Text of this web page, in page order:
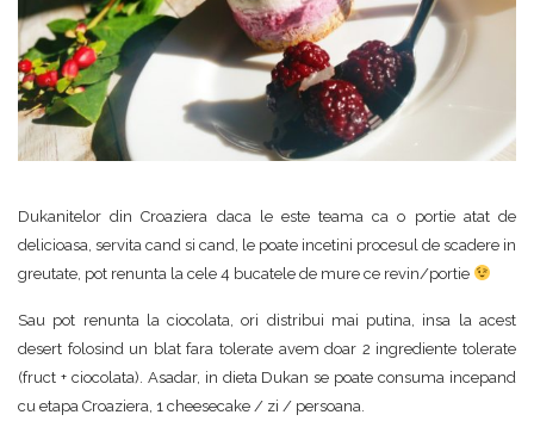
Dukanitelor din Croaziera daca le este teama ca o portie atat de
delicioasa, servita cand si cand, le poate incetini procesul de scadere in
greutate, pot renunta la cele 4 bucatele de mure ce revin/portie
Sau pot renunta la ciocolata, ori distribui mai putina, insa la acest
desert folosind un blat fara tolerate avem doar 2 ingrediente tolerate
(fruct + ciocolata). Asadar, in dieta Dukan se poate consuma incepand
cu etapa Croaziera, 1 cheesecake / zi / persoana.